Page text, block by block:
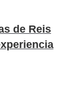
de Reis